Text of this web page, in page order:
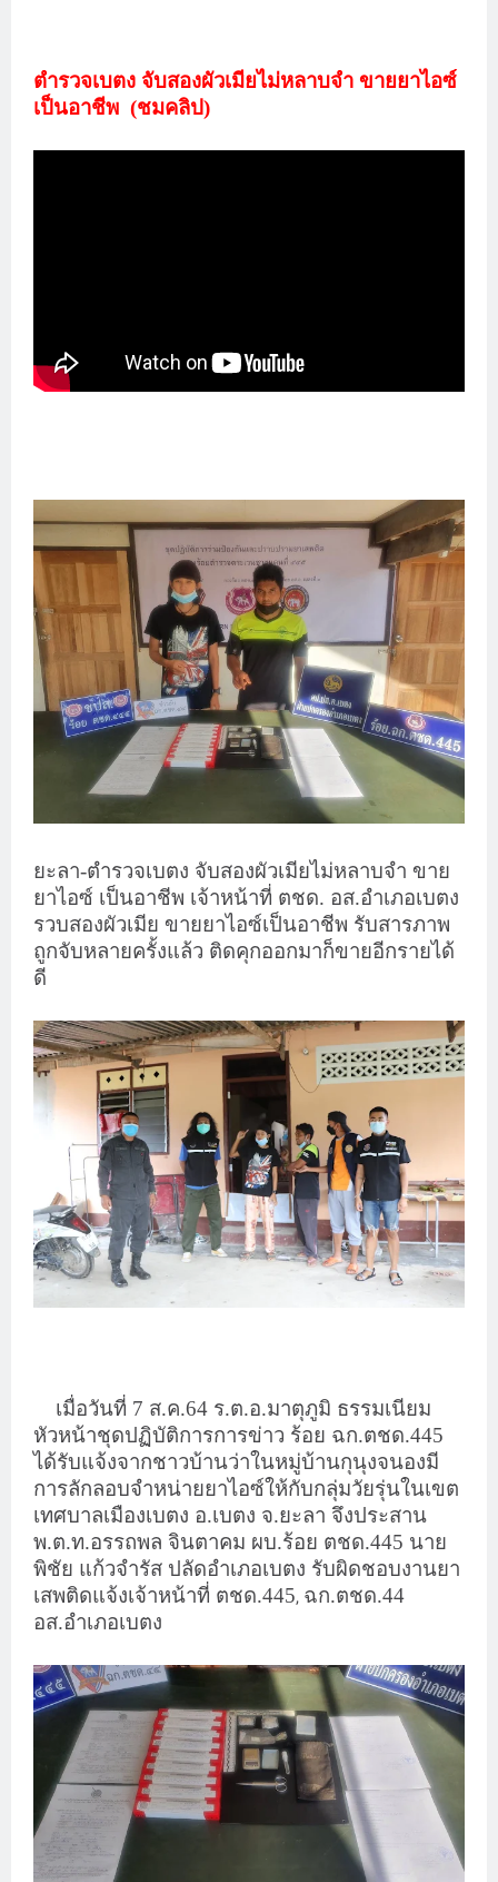
ตำรวจเบตง จับสองผัวเมียไม่หลาบจำ ขายยาไอซ์
เป็นอาชีพ (ชมคลิป)
ยะลา-ตำรวจเบตง จับสองผัวเมียไม่หลาบจำ ขาย
ยาไอซ์ เป็นอาชีพ เจ้าหน้าที่ ตชด. อส.อำเภอเบตง
รวบสองผัวเมีย ขายยาไอซ์เป็นอาชีพ รับสารภาพ
ถูกจับหลายครั้งแล้ว ติดคุกออกมาก็ขายอีกรายได้
ดี
เมื่อวันที่ 7 ส.ค.64 ร.ต.อ.มาตุภูมิ ธรรมเนียม
หัวหน้าชุดปฏิบัติการการข่าว ร้อย ฉก.ตชด.445
ได้รับแจ้งจากชาวบ้านว่าในหมู่บ้านกุนุงจนองมี
การลักลอบจำหน่ายยาไอซ์ให้กับกลุ่มวัยรุ่นในเขต
เทศบาลเมืองเบตง อ.เบตง จ.ยะลา จึงประสาน
พ.ต.ท.อรรถพล จินตาคม ผบ.ร้อย ตชด.445 นาย
พิชัย แก้วจำรัส ปลัดอำเภอเบตง รับผิดชอบงานยา
เสพติดแจ้งเจ้าหน้าที่ ตชด.445, ฉก.ตชด.44
อส.อำเภอเบตง